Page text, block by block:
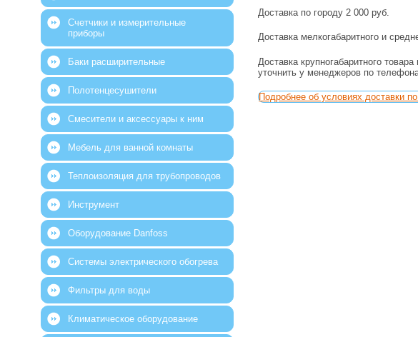
Доставка по городу 2 000 руб.
Доставка мелкогабаритного и
Доставка крупногабаритного
уточнить у менеджеров по
Подробнее об условиях доставки
Счетчики и измерительные
приборы
Баки расширительные
Полотенцесушители
Смесители и аксессуары к ним
Мебель для ванной комнаты
Теплоизоляция для трубопроводов
Инструмент
Оборудование Danfoss
Системы электрического обогрева
Фильтры для воды
Климатическое оборудование